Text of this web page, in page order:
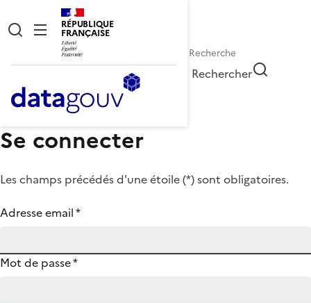
RÉPUBLIQUE
FRANÇAISE
Rechercher
Se connecter
Les champs précédés d'une étoile (*) sont obligatoires.
Adresse email*
Mot de passe*